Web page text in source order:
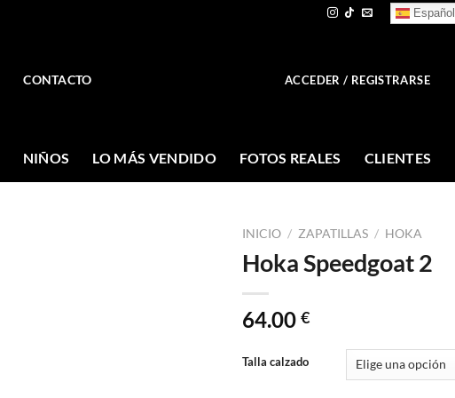
Español
CONTACTO ACCEDER / REGISTRARSE
NIÑOS LO MÁS VENDIDO FOTOS REALES CLIENTES
INICIO / ZAPATILLAS / HOKA
Hoka Speedgoat 2
64.00 €
Talla calzado